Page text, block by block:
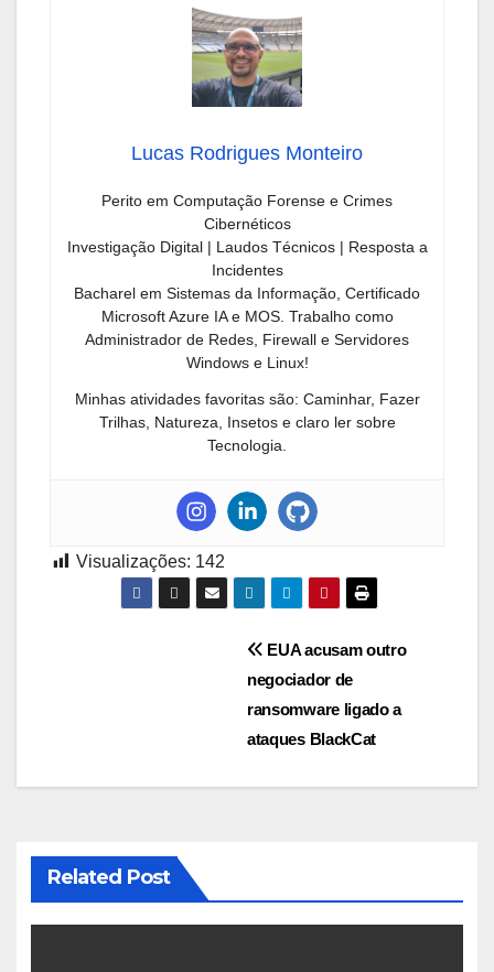
Lucas Rodrigues Monteiro
Perito em Computação Forense e Crimes
Cibernéticos
Investigação Digital | Laudos Técnicos | Resposta a
Incidentes
Bacharel em Sistemas da Informação, Certificado
Microsoft Azure IA e MOS. Trabalho como
Administrador de Redes, Firewall e Servidores
Windows e Linux!
Minhas atividades favoritas são: Caminhar, Fazer
Trilhas, Natureza, Insetos e claro ler sobre
Tecnologia.
Visualizações: 142
EUA acusam outro
negociador de
ransomware ligado a
ataques BlackCat
Related Post